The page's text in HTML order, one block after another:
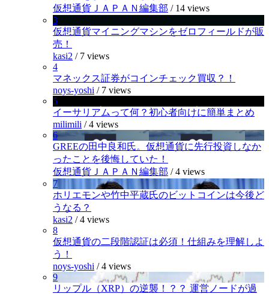
仮想通貨ＪＡＰＡＮ編集部 / 14 views
3
仮想通貨マイニングマシンをゼロフィールドが販
売！
kasi2 / 7 views
4
マネックス証券がコインチェック買収？！
noys-yoshi / 7 views
5
イーサリアムって何？初心者向けに簡単まとめ
milimili /4 views
6
GREEの田中良和氏。仮想通貨に先行投資しなか
ったことを後悔していた！
仮想通貨ＪＡＰＡＮ編集部 /4 views
7
ホリエモンや竹中平蔵氏のビットコインは今後ど
うなる？
kasi2 /4 views
8
仮想通貨の二段階認証は必須！仕組みを理解しよ
う！
noys-yoshi /4 views
9
リップル（XRP）の逆襲！？？ 運営ノードが過